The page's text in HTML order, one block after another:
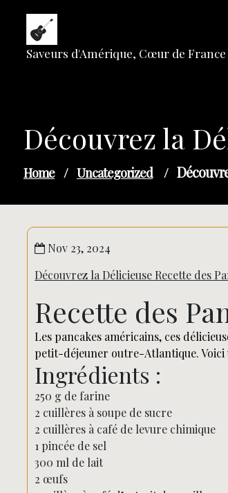
content
Saveurs d'Amérique, Cœur de France
Découvrez la
Home / Uncategorized /
Nov 23, 2024
Découvrez la Délicieuse Recette des
Recette des
Les pancakes américains, ces
petit-déjeuner outre-Atlantique.
Ingrédients :
250 g de farine
2 cuillères à soupe de sucre
2 cuillères à café de levure chimique
1 pincée de sel
300 ml de lait
2 œufs